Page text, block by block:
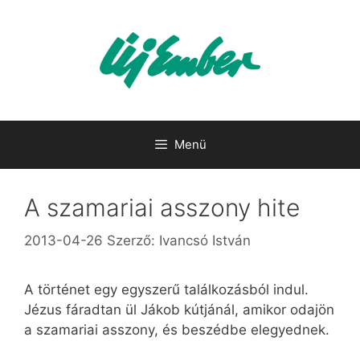
Menü
A szamariai asszony hite
2013-04-26 Szerző: Ivancsó István
A történet egy egyszerű találkozásból indul.
Jézus fáradtan ül Jákob kútjánál, amikor odajön
a szamariai asszony, és beszédbe elegyednek.